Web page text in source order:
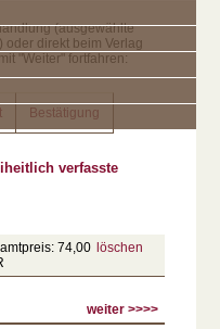
(ausgewählte
) oder direkt beim Verlag
"Weiter" fortfahren:
Bestätigung
verfasste
74,00 löschen
weiter >>>>